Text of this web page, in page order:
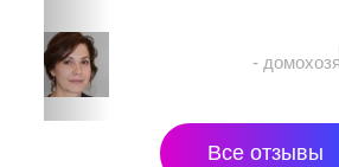
-
Все отзывы